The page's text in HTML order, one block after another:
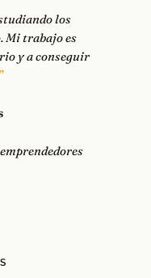
los
Mi trabajo es
y a conseguir